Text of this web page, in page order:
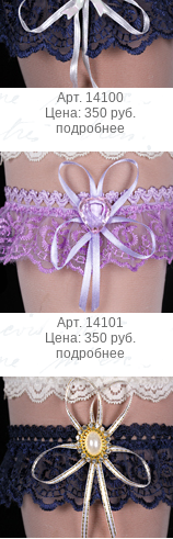
Арт. 14100
Цена: 350 руб.
подробнее
Арт. 14101
Цена: 350 руб.
подробнее